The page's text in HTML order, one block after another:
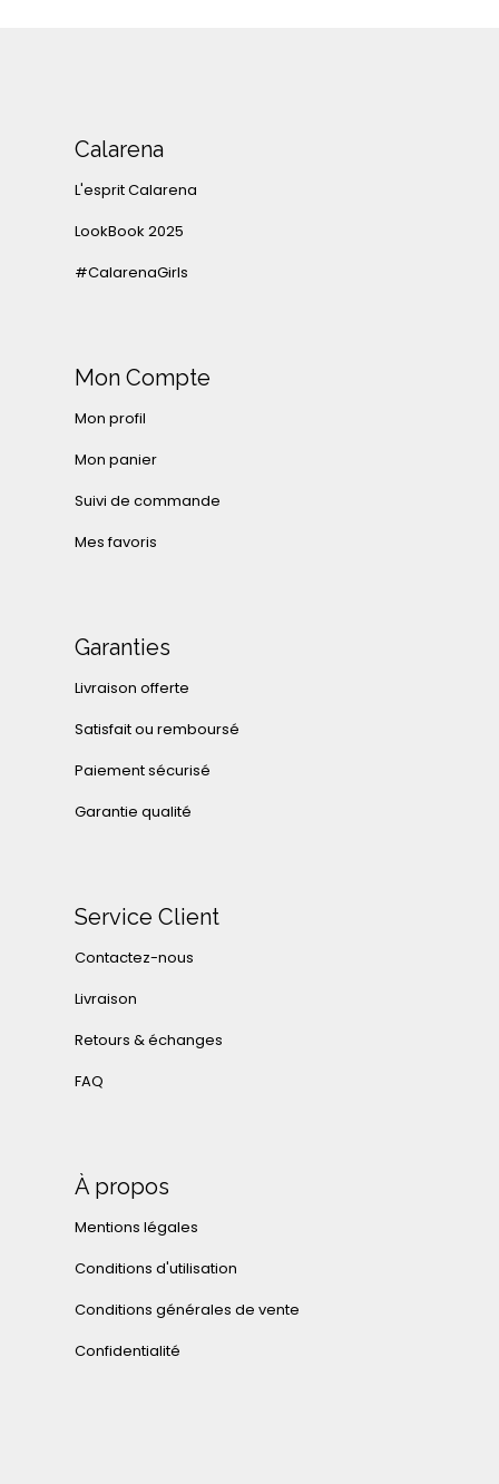
Calarena
L'esprit Calarena
LookBook 2025
#CalarenaGirls
Mon Compte
Mon profil
Mon panier
Suivi de commande
Mes favoris
Garanties
Livraison offerte
Satisfait ou remboursé
Paiement sécurisé
Garantie qualité
Service Client
Contactez-nous
Livraison
Retours & échanges
FAQ
À propos
Mentions légales
Conditions d'utilisation
Conditions générales de vente
Confidentialité